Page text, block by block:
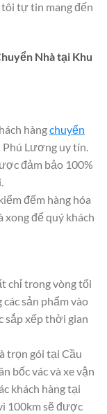
tự tin mang đến
Nhà tại Khu
hàngchuyển
Lương uy tín.
đảm bảo 100%
đếm hàng hóa
xong để quý khách
chỉ trong vòng tối
sản phẩm vào
sắp xếp thời gian
trọn gói tại Cầu
bốc vác và xe vận
khách hàng tại
100km sẽ được